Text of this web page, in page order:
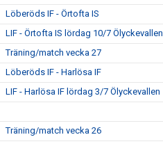
Löberöds IF - Örtofta IS
LIF - Örtofta IS lördag 10/7 Ölyckevallen
Träning/match vecka 27
Löberöds IF - Harlösa IF
LIF - Harlösa IF lördag 3/7 Ölyckevallen
Träning/match vecka 26